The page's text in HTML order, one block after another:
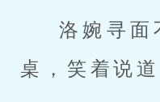
洛婉寻面
桌，笑着说道